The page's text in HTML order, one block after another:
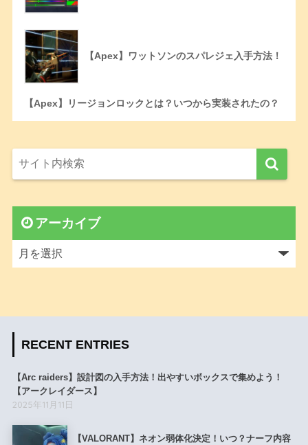
【Apex】ワットソンのスパレジェ入手方法！
【Apex】リージョンロックとは？いつから実装されたの？
アーカイブ
RECENT ENTRIES
【Arc raiders】設計図の入手方法！出やすいボックスで集めよう！
【アークレイダース】
2025年11月11日
【VALORANT】ネオン弱体化決定！いつ？ナーフ内容